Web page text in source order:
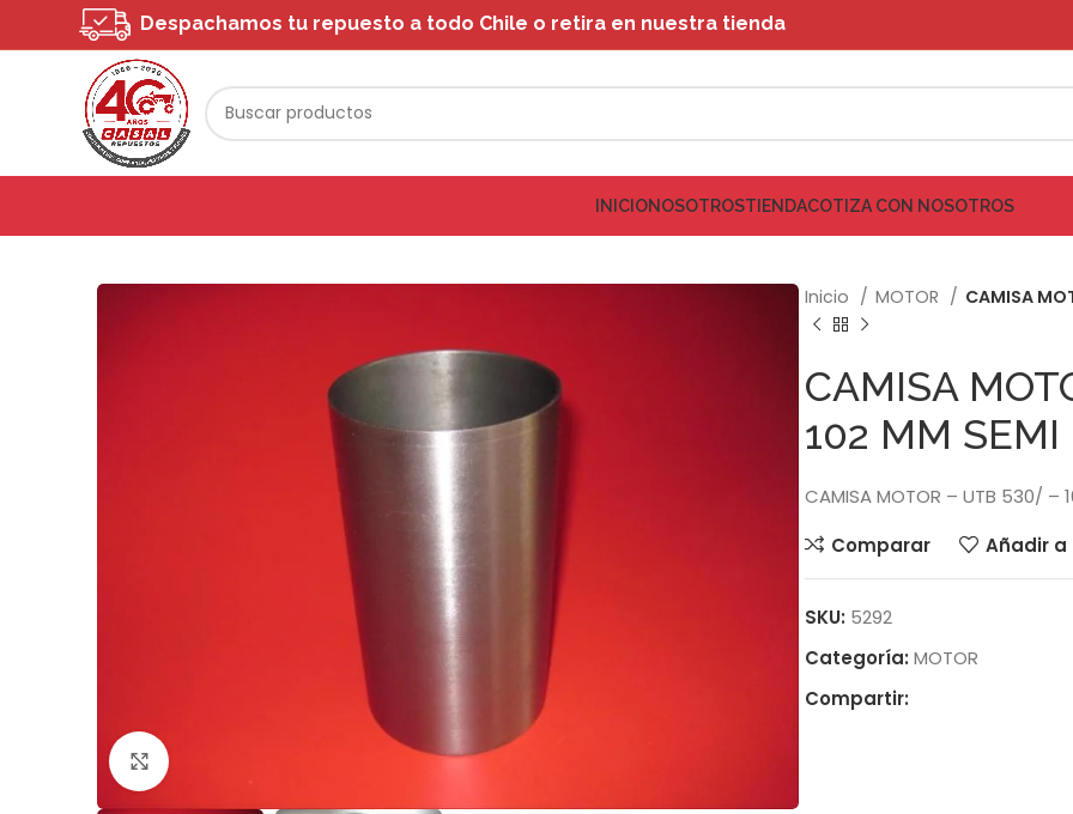
Despachamos tu repuesto a todo Chile o retira en nuestra tienda
INICIONOSOTROSTIENDACOTIZA CON NOSOTROS
Inicio MOTOR CAMISA
CAMISA
102 MM SEMI
CAMISA MOTOR – UTB 530/ –
Comparar
Añadir
SKU: 5292
Categoría: MOTOR
Compartir: